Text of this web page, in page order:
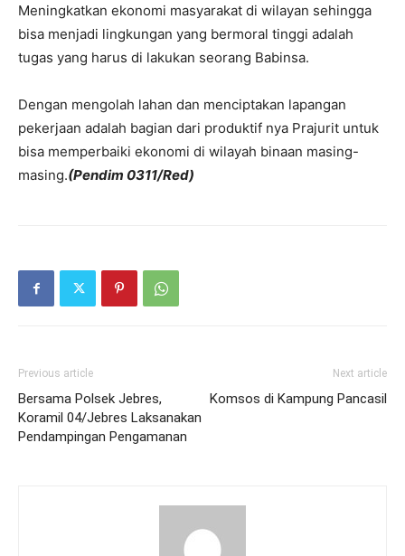
Meningkatkan ekonomi masyarakat di wilayan sehingga
bisa menjadi lingkungan yang bermoral tinggi adalah
tugas yang harus di lakukan seorang Babinsa.
Dengan mengolah lahan dan menciptakan lapangan
pekerjaan adalah bagian dari produktif nya Prajurit untuk
bisa memperbaiki ekonomi di wilayah binaan masing-
masing.(Pendim 0311/Red)
Previous article
Bersama Polsek Jebres,
Koramil 04/Jebres Laksanakan
Pendampingan Pengamanan
Next article
Komsos di Kampung Pancasil